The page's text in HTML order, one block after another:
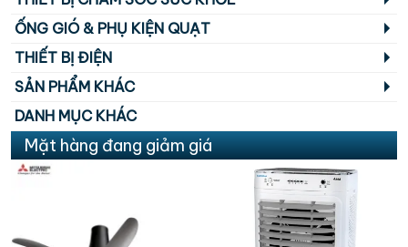
ỐNG GIÓ & PHỤ KIỆN QUẠT
THIẾT BỊ ĐIỆN
SẢN PHẨM KHÁC
DANH MỤC KHÁC
Mặt hàng đang giảm giá